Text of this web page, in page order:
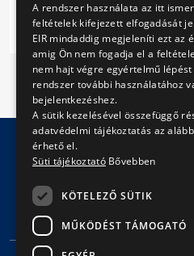
Impresszum Jogi nyilatkozat
Adatvédelmi politika és
A rendszer használata az itt
feltételek kifejezett elfogadását
EIR mindaddig megjeleníti ezt az
amig Ön nem fogadja el a
nem hajt végre egyértelmű lépést
rendszer további használatához
bejelentkezéshez.
A sütik kezelésével összefüggő
adatvédelmi tájékoztatás az
érhető el.
Süti tájékoztató Bővebben
KÖTELEZŐ SÜTIK
MŰKÖDÉST TÁMOGATÓ